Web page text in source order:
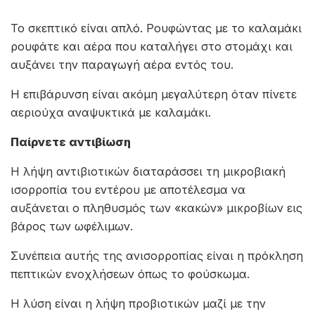
Το σκεπτικό είναι απλό. Ρουφώντας με το καλαμάκι
ρουφάτε και αέρα που καταλήγει στο στομάχι και
αυξάνει την παραγωγή αέρα εντός του.
Η επιβάρυνση είναι ακόμη μεγαλύτερη όταν πίνετε
αεριούχα αναψυκτικά με καλαμάκι.
Παίρνετε αντιβίωση
Η λήψη αντιβιοτικών διαταράσσει τη μικροβιακή
ισορροπία του εντέρου με αποτέλεσμα να
αυξάνεται ο πληθυσμός των «κακών» μικροβίων εις
βάρος των ωφέλιμων.
Συνέπεια αυτής της ανισορροπίας είναι η πρόκληση
πεπτικών ενοχλήσεων όπως το φούσκωμα.
Η λύση είναι η λήψη προβιοτικών μαζί με την